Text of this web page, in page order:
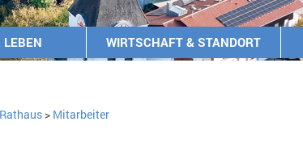
LEBEN WIRTSCHAFT & STANDORT
Rathaus> Mitarbeiter